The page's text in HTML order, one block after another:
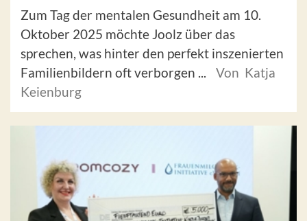
Zum Tag der mentalen Gesundheit am 10.
Oktober 2025 möchte Joolz über das
sprechen, was hinter den perfekt inszenierten
Familienbildern oft verborgen ...
Von Katja
Keienburg